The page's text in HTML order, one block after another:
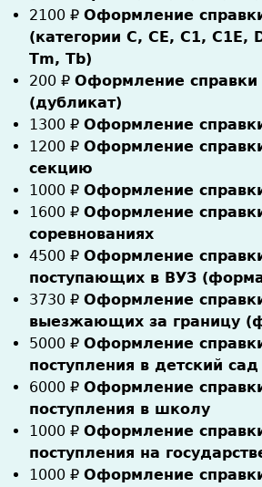
2100 ₽ Оформление
(категории С, СЕ, С1, С1Е,
Tm, Tb)
200 ₽ Оформление
(дубликат)
1300 ₽ Оформление
1200 ₽ Оформление
секцию
1000 ₽ Оформление
1600 ₽ Оформление
соревнованиях
4500 ₽ Оформление
поступающих в ВУЗ
3730 ₽ Оформление
выезжающих за границу
5000 ₽ Оформление
поступления в детский сад
6000 ₽ Оформление
поступления в школу
1000 ₽ Оформление
поступления на
1000 ₽ Оформление